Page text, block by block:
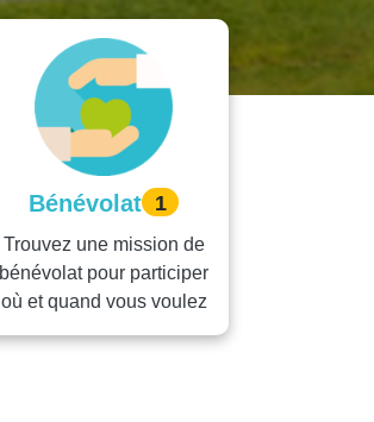
Bénévolat 1
Trouvez une mission de
bénévolat pour participer
où et quand vous voulez